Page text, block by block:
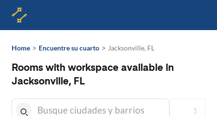
Home > Encuentre su cuarto > Jacksonville, FL
Rooms with workspace available in
Jacksonville, FL
1